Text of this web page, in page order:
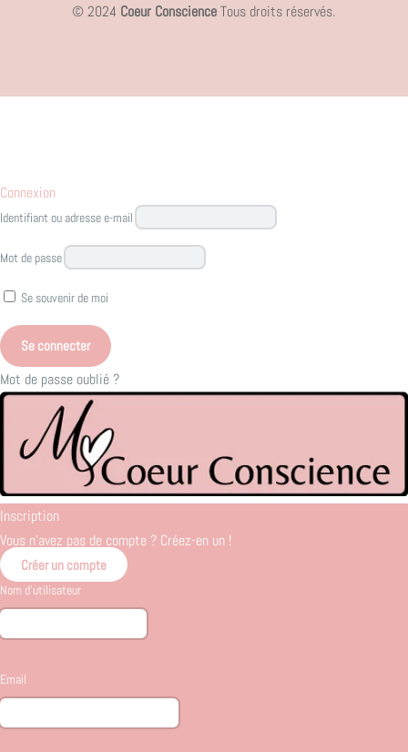
© 2024 Coeur ConscienceTous droits réservés.
Connexion
Identifiant ou adresse e-mail
Mot de passe
Se souvenir de moi
Mot de passe oublié ?
Inscription
Vous n'avez pas de compte ? Créez-en un !
Créer un compte
Nom d'utilisateur
Email